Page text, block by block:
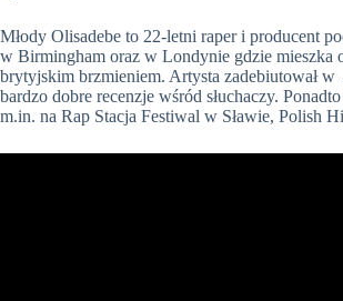
Młody Olisadebe to 22-letni raper i producent
w Birmingham oraz w Londynie gdzie mieszka
brytyjskim brzmieniem. Artysta zadebiutował
bardzo dobre recenzje wśród słuchaczy.
m.in. na Rap Stacja Festiwal w Sławie, Polish